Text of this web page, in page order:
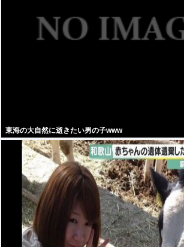
東海の大自然に逝きたい男の子www